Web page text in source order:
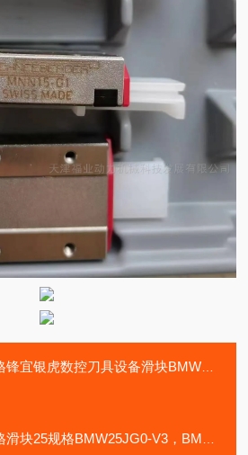
银虎数控刀具设备滑块BMW25JG3-V1轴承
25规格BMW25JG0-V3，BMW25JG0-V2轴承